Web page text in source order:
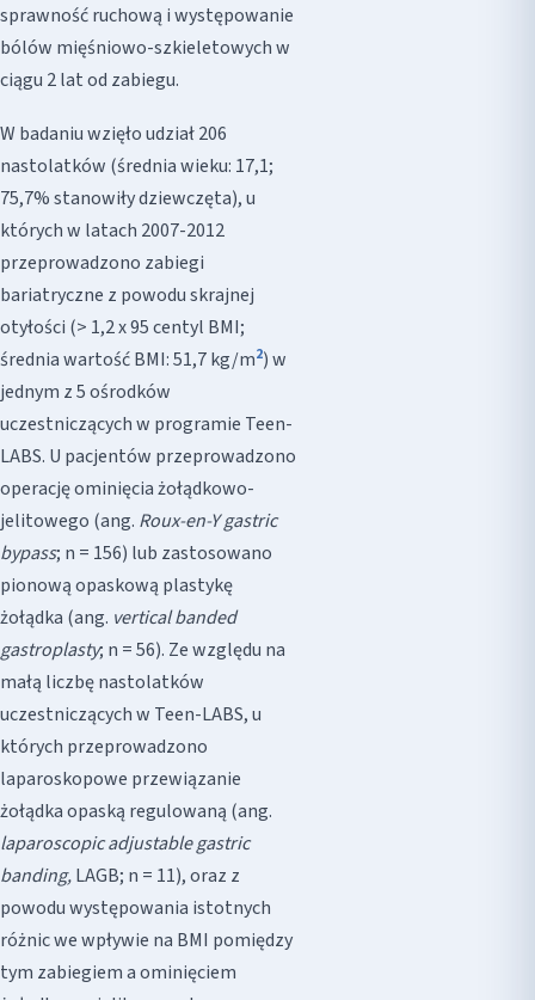
sprawność ruchową i występowanie
bólów mięśniowo-szkieletowych w
ciągu 2 lat od zabiegu.
W badaniu wzięło udział 206
nastolatków (średnia wieku: 17,1;
75,7% stanowiły dziewczęta), u
których w latach 2007-2012
przeprowadzono zabiegi
bariatryczne z powodu skrajnej
otyłości (> 1,2 x 95 centyl BMI;
średnia wartość BMI: 51,7 kg/m2) w
jednym z 5 ośrodków
uczestniczących w programie Teen-
LABS. U pacjentów przeprowadzono
operację ominięcia żołądkowo-
jelitowego (ang. Roux-en-Y gastric
bypass; n = 156) lub zastosowano
pionową opaskową plastykę
żołądka (ang. vertical banded
gastroplasty; n = 56). Ze względu na
małą liczbę nastolatków
uczestniczących w Teen-LABS, u
których przeprowadzono
laparoskopowe przewiązanie
żołądka opaską regulowaną (ang.
laparoscopic adjustable gastric
banding,LAGB; n = 11), oraz z
powodu występowania istotnych
różnic we wpływie na BMI pomiędzy
tym zabiegiem a ominięciem